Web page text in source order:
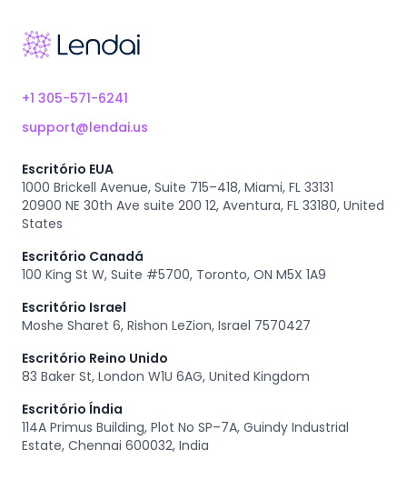
Footer
+1 305-571-6241
support@lendai.us
Escritório EUA
1000 Brickell Avenue, Suite 715–418, Miami, FL 33131
20900 NE 30th Ave suite 200 12, Aventura, FL 33180, United
States
Escritório Canadá
100 King St W, Suite #5700, Toronto, ON M5X 1A9
Escritório Israel
Moshe Sharet 6, Rishon LeZion, Israel 7570427
Escritório Reino Unido
83 Baker St, London W1U 6AG, United Kingdom
Escritório Índia
114A Primus Building, Plot No SP–7A, Guindy Industrial
Estate, Chennai 600032, India